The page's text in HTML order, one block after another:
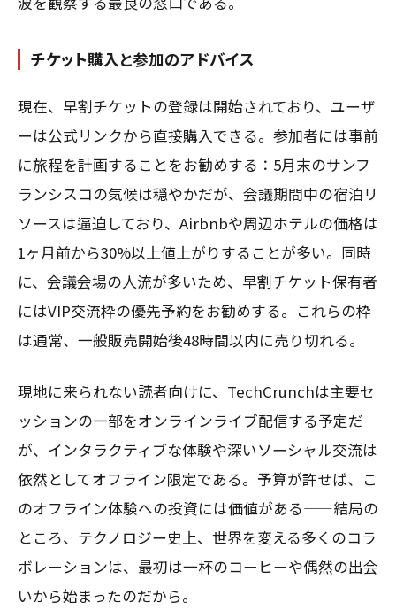
チケット購入と参加のアドバイス
現在、早割チケットの登録は開始されており、ユーザ
ーは公式リンクから直接購入できる。参加者には事前
に旅程を計画することをお勧めする：5月末のサンフ
ランシスコの気候は穏やかだが、会議期間中の宿泊リ
ソースは逼迫しており、Airbnbや周辺ホテルの価格は
1ヶ月前から30%以上値上がりすることが多い。同時
に、会議会場の人流が多いため、早割チケット保有者
にはVIP交流枠の優先予約をお勧めする。これらの枠
は通常、一般販売開始後48時間以内に売り切れる。
現地に来られない読者向けに、TechCrunchは主要セ
ッションの一部をオンラインライブ配信する予定だ
が、インタラクティブな体験や深いソーシャル交流は
依然としてオフライン限定である。予算が許せば、こ
のオフライン体験への投資には価値がある——結局の
ところ、テクノロジー史上、世界を変える多くのコラ
ボレーションは、最初は一杯のコーヒーや偶然の出会
いから始まったのだから。